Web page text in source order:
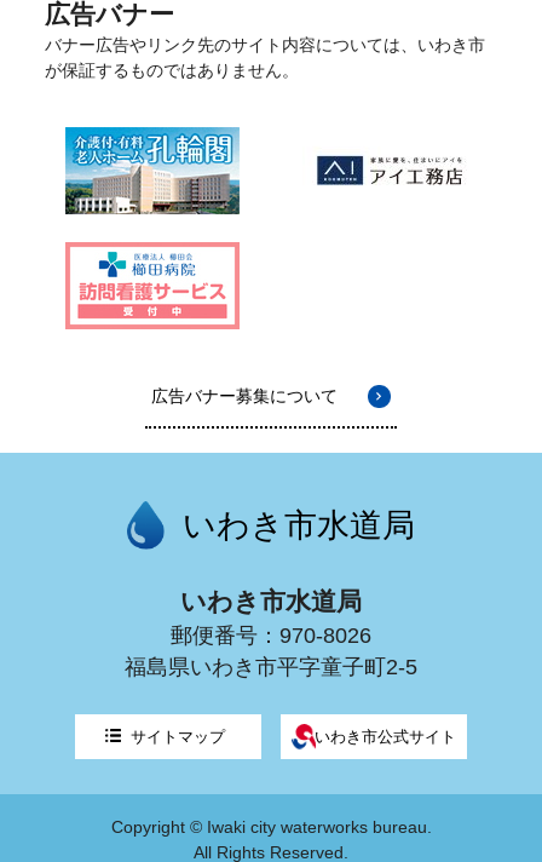
広告バナー
バナー広告やリンク先のサイト内容については、いわき市
が保証するものではありません。
広告バナー募集について
いわき市水道局
いわき市水道局
郵便番号：970-8026
福島県いわき市平字童子町2-5
サイトマップ いわき市公式サイト
Copyright © Iwaki city waterworks bureau.
All Rights Reserved.